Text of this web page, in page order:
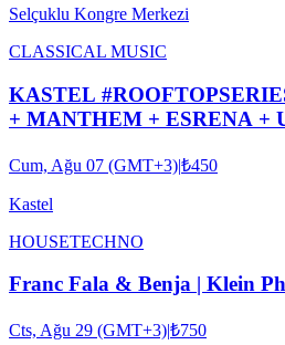
Selçuklu Kongre Merkezi
CLASSICAL MUSIC
KASTEL
+ MANTHEM + ESRENA +
PRESENTS
Cum, Ağu 07 (GMT+3)|₺450
Kastel
HOUSETECHNO
Franc Fala & Benja | Klein
Cts, Ağu 29 (GMT+3)|₺750